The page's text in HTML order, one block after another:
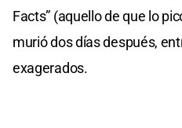
Facts” (aquello de que lo
murió dos días después,
exagerados.